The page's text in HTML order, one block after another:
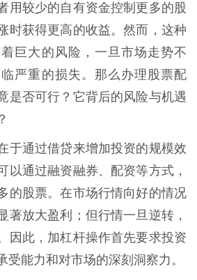
用较少的自有资金控制更多的股
时获得更高的收益。然而，这种
巨大的风险，一旦市场走势不
严重的损失。那么办理股票配
是否可行？它背后的风险与机遇
于通过借贷来增加投资的规模效
以通过融资融券、配资等方式，
的股票。在市场行情向好的情况
著放大盈利；但行情一旦逆转，
因此，加杠杆操作首先要求投资
受能力和对市场的深刻洞察力。